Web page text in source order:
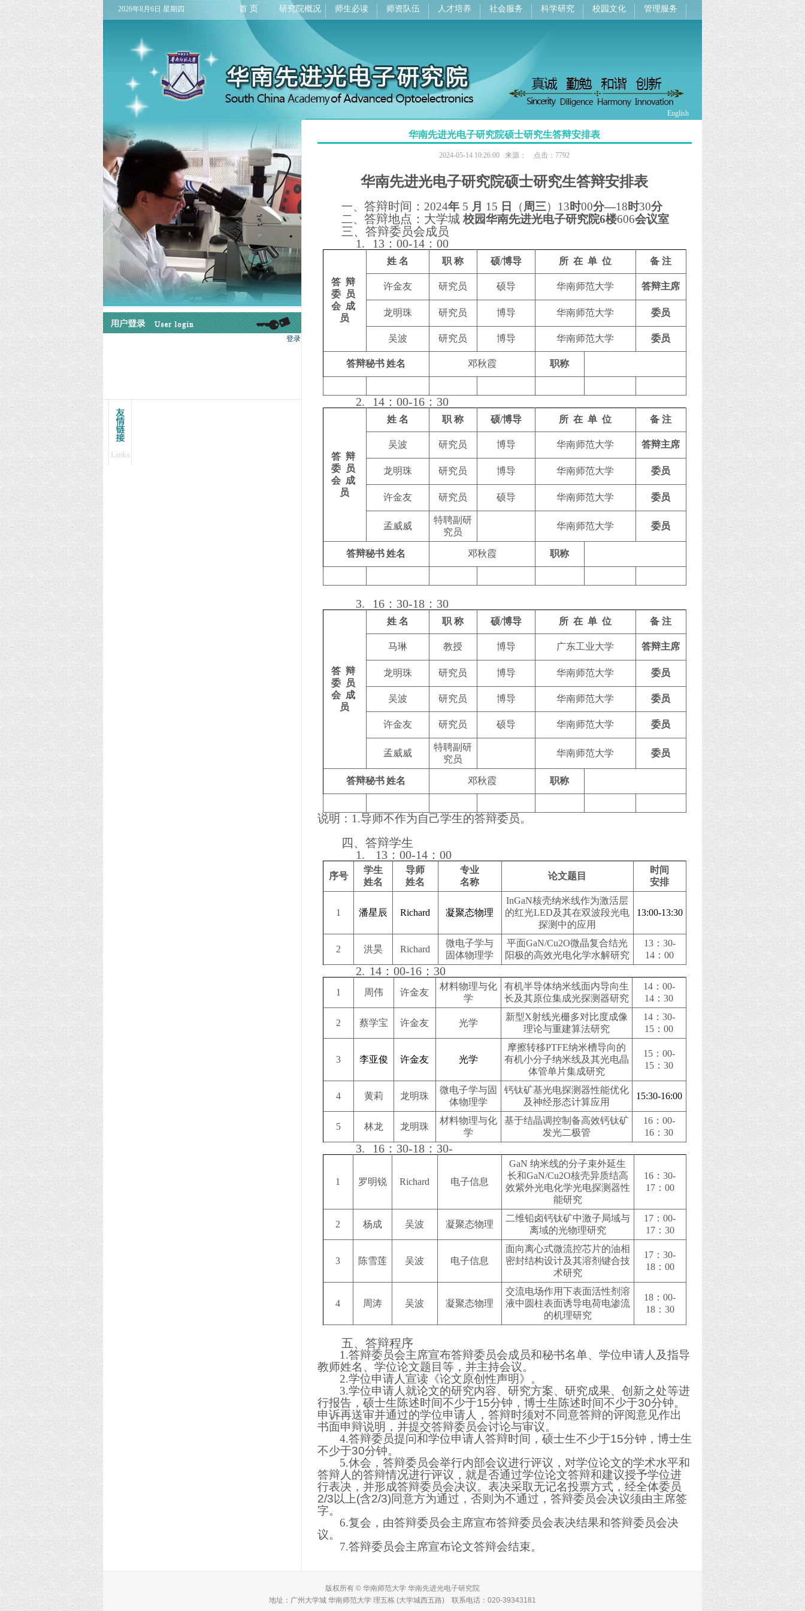
2026年8月6日 星期四 首 页 研究院概况 师生必读 师资队伍 人才培养 社会服务 科学研究 校园文化 管理服务
English
华南先进光电子研究院硕士研究生答辩安排表
2024-05-14 10:26:00 来源： 点击： 7792
华南先进光电子研究院硕士研究生答辩安排表
一、 答辩时间： 2024年5 月 15 日 （ 周三）13时00分—18时30分
二、 答辩地点：大学城校园华南先进光电子研究院6楼606会议室
三、 答辩委员会成员
1.
13： 00-14： 00
答 辩
委 员
会 成
员
姓 名 职 称 硕/博导 所 在 单 位 备 注
许金友 研究员 硕导 华南师范大学 答辩主席
龙明珠 研究员 博导 华南师范大学 委员
吴波 研究员 博导 华南师范大学 委员
答辩秘书姓名 邓秋霞 职称
2. 14： 00-16： 30
答 辩
委 员
会 成
员
姓 名 职 称 硕/博导 所 在 单 位 备 注
吴波 研究员 博导 华南师范大学 答辩主席
龙明珠 研究员 博导 华南师范大学 委员
许金友 研究员 硕导 华南师范大学 委员
孟威威
特聘副研
究员
华南师范大学 委员
答辩秘书姓名 邓秋霞 职称
3. 16： 30-18： 30
答 辩
委 员
会 成
员
姓 名 职 称 硕/博导 所 在 单 位 备 注
马琳 教授 博导 广东工业大学 答辩主席
龙明珠 研究员 博导 华南师范大学 委员
吴波 研究员 博导 华南师范大学 委员
许金友 研究员 硕导 华南师范大学 委员
孟威威
特聘副研
究员
华南师范大学 委员
答辩秘书姓名 邓秋霞 职称
说明： 1 .导师不作为自己学生的答辩委员。
四、 答辩学生
1.
13： 00-14： 00
序号
学生
姓名
导师
姓名
专业
名称
论文题目
时间
安排
1 潘星辰 Richard 凝聚态物理
InGaN核壳纳米线作为激活层
的红光LED及其在双波段光电
探测中的应用
13:00-13:30
2 洪昊 Richard
微电子学与
固体物理学
平面GaN/Cu2O微晶复合结光
阳极的高效光电化学水解研究
13：30-
14：00
2. 14： 00-16： 30
1 周伟 许金友
材料物理与化
学
有机半导体纳米线面内导向生
长及其原位集成光探测器研究
14：00-
14：30
2 蔡学宝 许金友 光学
新型X射线光栅多对比度成像
理论与重建算法研究
14：30-
15：00
3 李亚俊 许金友 光学
摩擦转移PTFE纳米槽导向的
有机小分子纳米线及其光电晶
体管单片集成研究
15：00-
15：30
4 黄莉 龙明珠
微电子学与固
体物理学
钙钛矿基光电探测器性能优化
及神经形态计算应用
15:30-16:00
5 林龙 龙明珠
材料物理与化
学
基于结晶调控制备高效钙钛矿
发光二极管
16：00-
16：30
3. 16： 30-18： 30-
1 罗明锐 Richard 电子信息
GaN 纳米线的分子束外延生
长和GaN/Cu2O核壳异质结高
效紫外光电化学光电探测器性
能研究
16 ：30-
17：00
2 杨成 吴波 凝聚态物理
二维铅卤钙钛矿中激子局域与
离域的光物理研究
17 ：00-
17：30
3 陈雪莲 吴波 电子信息
面向离心式微流控芯片的油相
密封结构设计及其溶剂键合技
术研究
17 ：30-
18：00
4 周涛 吴波 凝聚态物理
交流电场作用下表面活性剂溶
液中圆柱表面诱导电荷电渗流
的机理研究
18 ：00-
18：30
五、 答辩程序
1.答辩委员会主席宣布答辩委员会成员和秘书名单、学位申请人及指导
教师姓名、学位论文题目等，并主持会议。
2.学位申请人宣读《论文原创性声明》。
3.学位申请人就论文的研究内容、研究方案、研究成果、创新之处等进
行报告，硕士生陈述时间不少于15分钟，博士生陈述时间不少于30分钟。
申诉再送审并通过的学位申请人，答辩时须对不同意答辩的评阅意见作出
书面申辩说明，并提交答辩委员会讨论与审议。
4.答辩委员提问和学位申请人答辩时间，硕士生不少于15分钟，博士生
不少于30分钟。
5.休会，答辩委员会举行内部会议进行评议，对学位论文的学术水平和
答辩人的答辩情况进行评议，就是否通过学位论文答辩和建议授予学位进
行表决，并形成答辩委员会决议。表决采取无记名投票方式，经全体委员
2/3以上(含2/3)同意方为通过，否则为不通过，答辩委员会决议须由主席签
字。
6.复会，由答辩委员会主席宣布答辩委员会表决结果和答辩委员会决
议。
7.答辩委员会主席宣布论文答辩会结束。
版权所有 © 华南师范大学 华南先进光电子研究院
地址：广州大学城 华南师范大学 理五栋 (大学城西五路) 联系电话：020-39343181